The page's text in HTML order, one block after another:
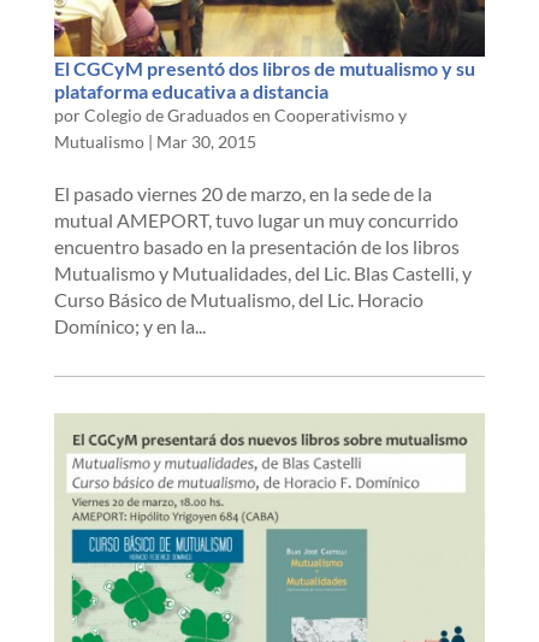
El CGCyM presentó dos libros de mutualismo y su
plataforma educativa a distancia
porColegio de Graduados en Cooperativismo y
Mutualismo| Mar 30, 2015
El pasado viernes 20 de marzo, en la sede de la
mutual AMEPORT, tuvo lugar un muy concurrido
encuentro basado en la presentación de los libros
Mutualismo y Mutualidades, del Lic. Blas Castelli, y
Curso Básico de Mutualismo, del Lic. Horacio
Domínico; y en la...